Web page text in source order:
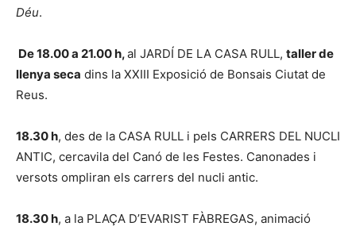
Déu.
De 18.00 a 21.00 h,al JARDÍ DE LA CASA RULL, taller de
llenya seca dins la XXIII Exposició de Bonsais Ciutat de
Reus.
18.30 h, des de la CASA RULL i pels CARRERS DEL NUCLI
ANTIC, cercavila del Canó de les Festes. Canonades i
versots ompliran els carrers del nucli antic.
18.30 h, a la PLAÇA D’EVARIST FÀBREGAS, animació